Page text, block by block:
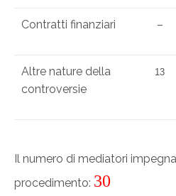
Contratti finanziari –
Altre nature della
controversie
13
Il numero di mediatori
procedimento: 30